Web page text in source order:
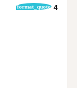
format_quote 4